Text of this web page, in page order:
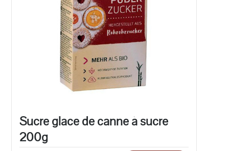
Sucre glace de canne à sucre
200g